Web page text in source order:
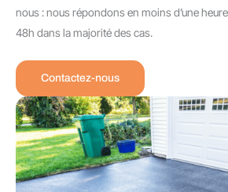
nous : nous répondons en moins d’une
48h dans la majorité des cas.
Contactez-nous